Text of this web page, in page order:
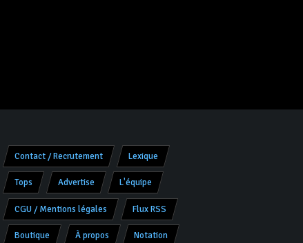
Contact / Recrutement Lexique
Tops Advertise L'équipe
CGU / Mentions légales Flux RSS
Boutique À propos Notation